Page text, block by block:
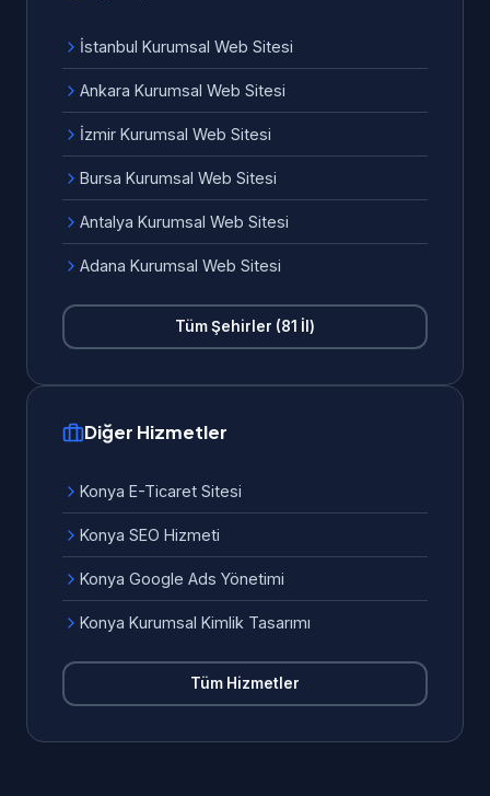
İstanbul Kurumsal Web Sitesi
Ankara Kurumsal Web Sitesi
İzmir Kurumsal Web Sitesi
Bursa Kurumsal Web Sitesi
Antalya Kurumsal Web Sitesi
Adana Kurumsal Web Sitesi
Tüm Şehirler (81 İl)
Diğer Hizmetler
Konya E-Ticaret Sitesi
Konya SEO Hizmeti
Konya Google Ads Yönetimi
Konya Kurumsal Kimlik Tasarımı
Tüm Hizmetler